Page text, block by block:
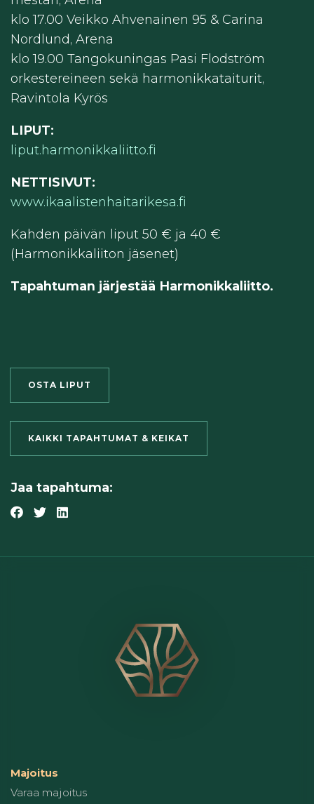
klo 17.00 Veikko Ahvenainen 95 & Carina
Nordlund, Arena
klo 19.00 Tangokuningas Pasi Flodström
orkestereineen sekä harmonikkataiturit,
Ravintola Kyrös
LIPUT:
liput.harmonikkaliitto.fi
NETTISIVUT:
www.ikaalistenhaitarikesa.fi
Kahden päivän liput 50 € ja 40 €
(Harmonikkaliiton jäsenet)
Tapahtuman järjestää Harmonikkaliitto.
OSTA LIPUT
KAIKKI TAPAHTUMAT & KEIKAT
Jaa tapahtuma:
Majoitus
Varaa majoitus